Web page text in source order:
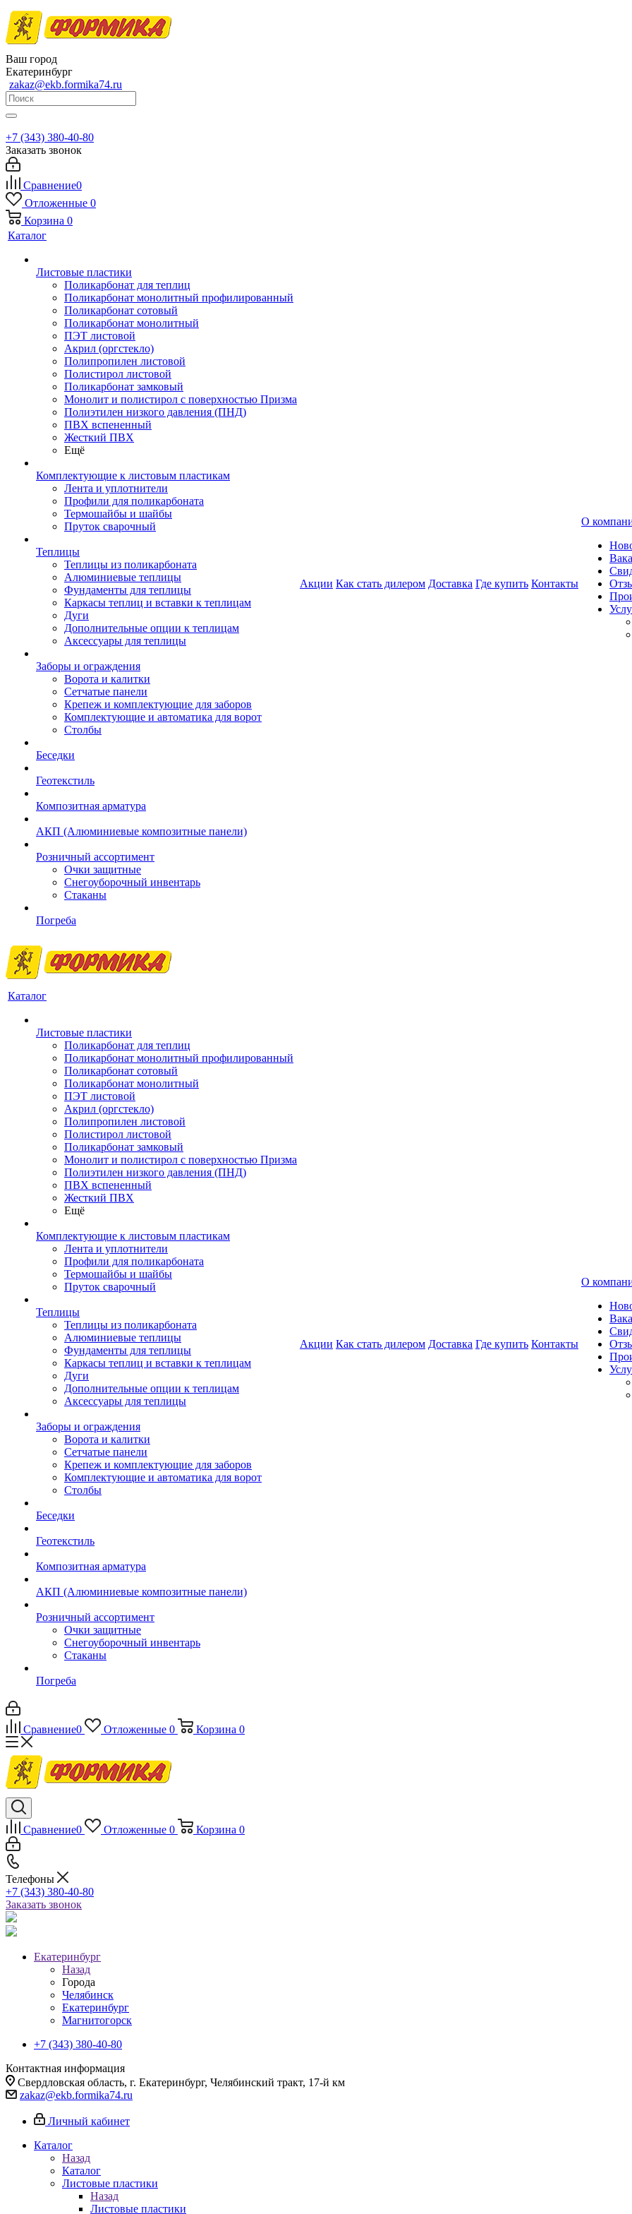
Ваш город
Екатеринбург
zakaz@ekb.formika74.ru
+7 (343) 380-40-80
Заказать звонок
Сравнение0
Отложенные 0
Корзина 0
Каталог
Листовые пластики
Поликарбонат для теплиц
Поликарбонат монолитный профилированный
Поликарбонат сотовый
Поликарбонат монолитный
ПЭТ листовой
Акрил (оргстекло)
Полипропилен листовой
Полистирол листовой
Поликарбонат замковый
Монолит и полистирол с поверхностью Призма
Полиэтилен низкого давления (ПНД)
ПВХ вспененный
Жесткий ПВХ
Ещё
Комплектующие к листовым пластикам
Лента и уплотнители
Профили для поликарбоната
Термошайбы и шайбы
Пруток сварочный
Теплицы
Теплицы из поликарбоната
Алюминиевые теплицы
Фундаменты для теплицы
Каркасы теплиц и вставки к теплицам
Дуги
Дополнительные опции к теплицам
Аксессуары для теплицы
Заборы и ограждения
Ворота и калитки
Сетчатые панели
Крепеж и комплектующие для заборов
Комплектующие и автоматика для ворот
Столбы
Беседки
Геотекстиль
Композитная арматура
АКП (Алюминиевые композитные панели)
Розничный ассортимент
Очки защитные
Снегоуборочный инвентарь
Стаканы
Погреба
Акции Как стать дилером Доставка Где купить Контакты
О
Каталог
Листовые пластики
Поликарбонат для теплиц
Поликарбонат монолитный профилированный
Поликарбонат сотовый
Поликарбонат монолитный
ПЭТ листовой
Акрил (оргстекло)
Полипропилен листовой
Полистирол листовой
Поликарбонат замковый
Монолит и полистирол с поверхностью Призма
Полиэтилен низкого давления (ПНД)
ПВХ вспененный
Жесткий ПВХ
Ещё
Комплектующие к листовым пластикам
Лента и уплотнители
Профили для поликарбоната
Термошайбы и шайбы
Пруток сварочный
Теплицы
Теплицы из поликарбоната
Алюминиевые теплицы
Фундаменты для теплицы
Каркасы теплиц и вставки к теплицам
Дуги
Дополнительные опции к теплицам
Аксессуары для теплицы
Заборы и ограждения
Ворота и калитки
Сетчатые панели
Крепеж и комплектующие для заборов
Комплектующие и автоматика для ворот
Столбы
Беседки
Геотекстиль
Композитная арматура
АКП (Алюминиевые композитные панели)
Розничный ассортимент
Очки защитные
Снегоуборочный инвентарь
Стаканы
Погреба
Акции Как стать дилером Доставка Где купить Контакты
О
Сравнение0 Отложенные 0 Корзина 0
Сравнение0 Отложенные 0 Корзина 0
Телефоны
+7 (343) 380-40-80
Заказать звонок
Екатеринбург
Назад
Города
Челябинск
Екатеринбург
Магнитогорск
+7 (343) 380-40-80
Контактная информация
Свердловская область, г. Екатеринбург, Челябинский тракт, 17-й км
zakaz@ekb.formika74.ru
Личный кабинет
Каталог
Назад
Каталог
Листовые пластики
Назад
Листовые пластики